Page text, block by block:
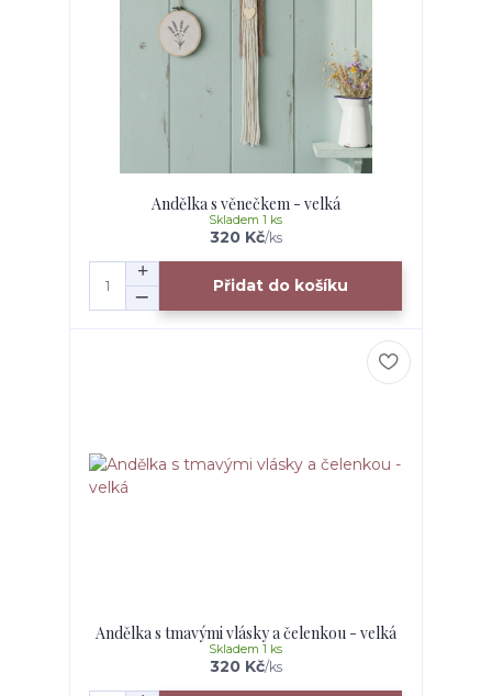
Andělka s věnečkem - velká
320 Kč/ks
Skladem 1 ks
Přidat do košíku
Andělka s tmavými vlásky a čelenkou - velká
320 Kč/ks
Skladem 1 ks